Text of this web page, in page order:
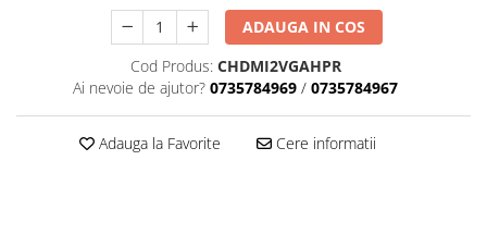
Consumabile compatibile
Jucarii interactive
ADAUGA IN COS
Cod Produs: CHDMI2VGAHPR
Ai nevoie de ajutor? 0735784969 / 0735784967
Adauga la Favorite Cere informatii